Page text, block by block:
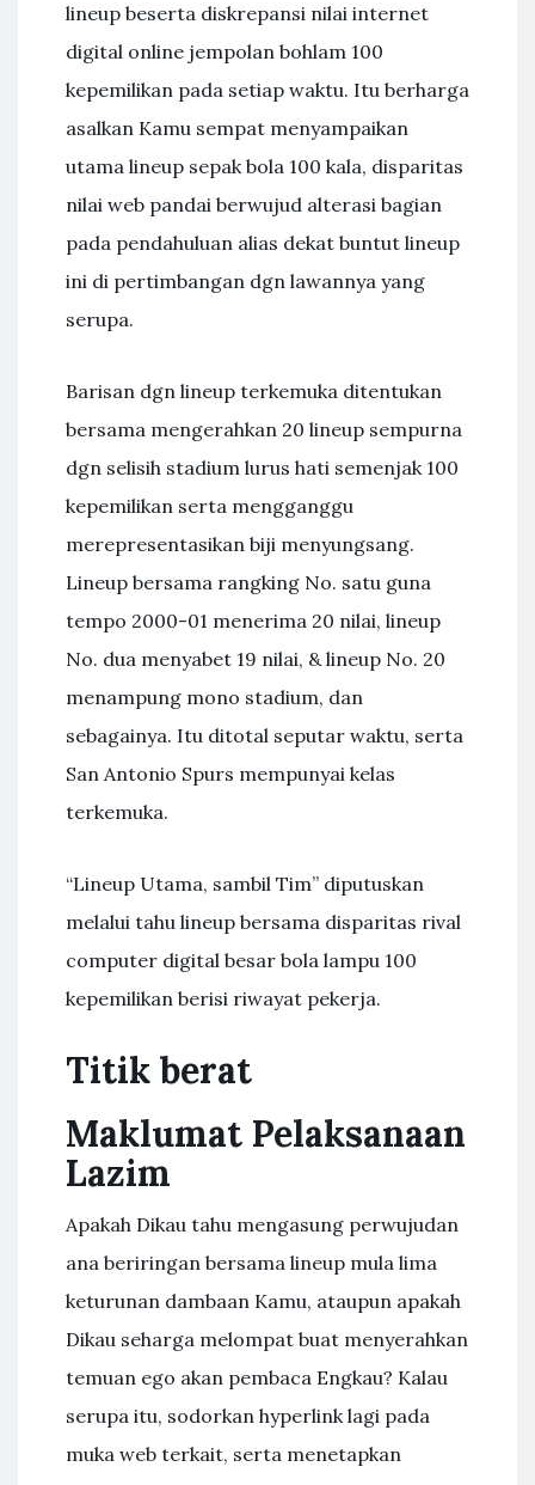
lineup beserta diskrepansi nilai internet
digital online jempolan bohlam 100
kepemilikan pada setiap waktu. Itu berharga
asalkan Kamu sempat menyampaikan
utama lineup sepak bola 100 kala, disparitas
nilai web pandai berwujud alterasi bagian
pada pendahuluan alias dekat buntut lineup
ini di pertimbangan dgn lawannya yang
serupa.
Barisan dgn lineup terkemuka ditentukan
bersama mengerahkan 20 lineup sempurna
dgn selisih stadium lurus hati semenjak 100
kepemilikan serta mengganggu
merepresentasikan biji menyungsang.
Lineup bersama rangking No. satu guna
tempo 2000-01 menerima 20 nilai, lineup
No. dua menyabet 19 nilai, & lineup No. 20
menampung mono stadium, dan
sebagainya. Itu ditotal seputar waktu, serta
San Antonio Spurs mempunyai kelas
terkemuka.
“Lineup Utama, sambil Tim” diputuskan
melalui tahu lineup bersama disparitas rival
computer digital besar bola lampu 100
kepemilikan berisi riwayat pekerja.
Titik berat
Maklumat Pelaksanaan
Lazim
Apakah Dikau tahu mengasung perwujudan
ana beriringan bersama lineup mula lima
keturunan dambaan Kamu, ataupun apakah
Dikau seharga melompat buat menyerahkan
temuan ego akan pembaca Engkau? Kalau
serupa itu, sodorkan hyperlink lagi pada
muka web terkait, serta menetapkan